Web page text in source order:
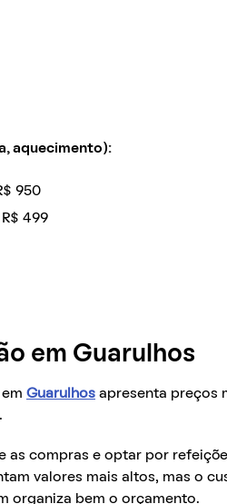
aquecimento):
950
499
em Guarulhos
Guarulhos apresenta preços
as compras e optar por
valores mais altos, mas o
organiza bem o orçamento.